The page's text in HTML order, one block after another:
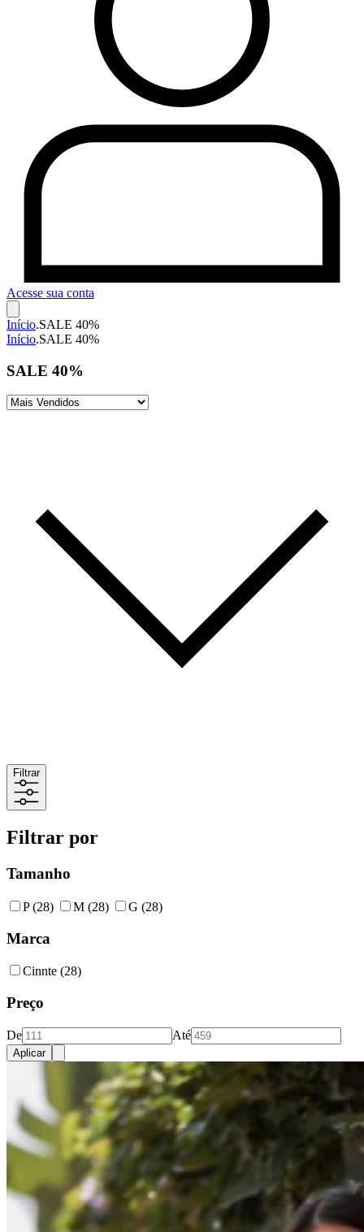
Acesse sua conta
Início.SALE 40%
Início.SALE 40%
SALE 40%
Filtrar
Filtrar por
Tamanho
P(28) M (28) G (28)
Marca
Cinnte (28)
Preço
De Até
Aplicar